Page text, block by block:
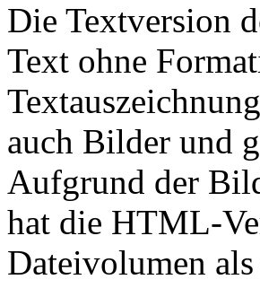
Die Textversion
Text ohne
auch Bilder und
Aufgrund der
hat die HTML-
Dateivolumen